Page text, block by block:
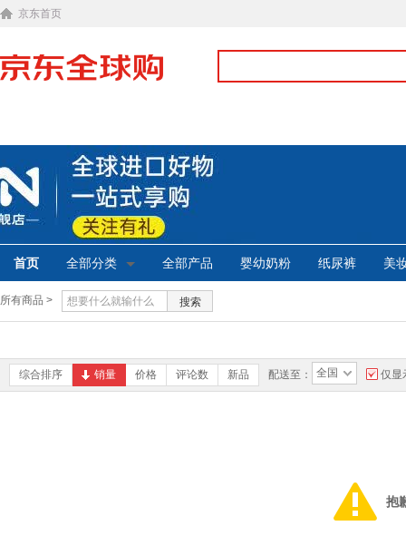
京东首页
首页 全部分类 全部产品 婴幼奶粉 纸尿裤 美
所有商品 > 搜索
综合排序 销量 价格 评论数 新品 配送至： 全国 仅显
抱